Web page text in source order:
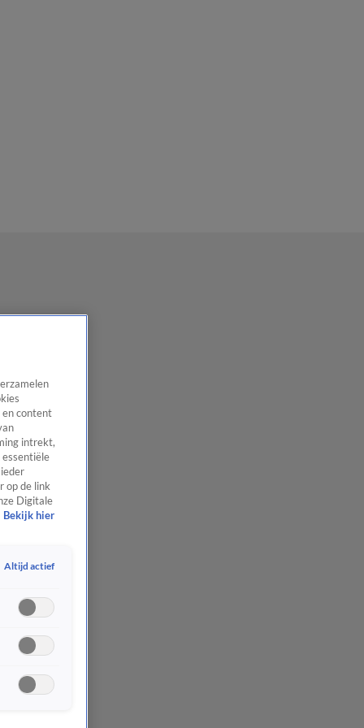
en content
intrekt,
op de link
Digitale
Bekijk hier
Altijd actief